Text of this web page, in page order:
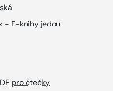
- E-knihy jedou
pro čtečky